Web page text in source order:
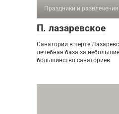
Праздники и развлечения
П. лазаревское
Санатории в черте
лечебная база за
большинство санаториев